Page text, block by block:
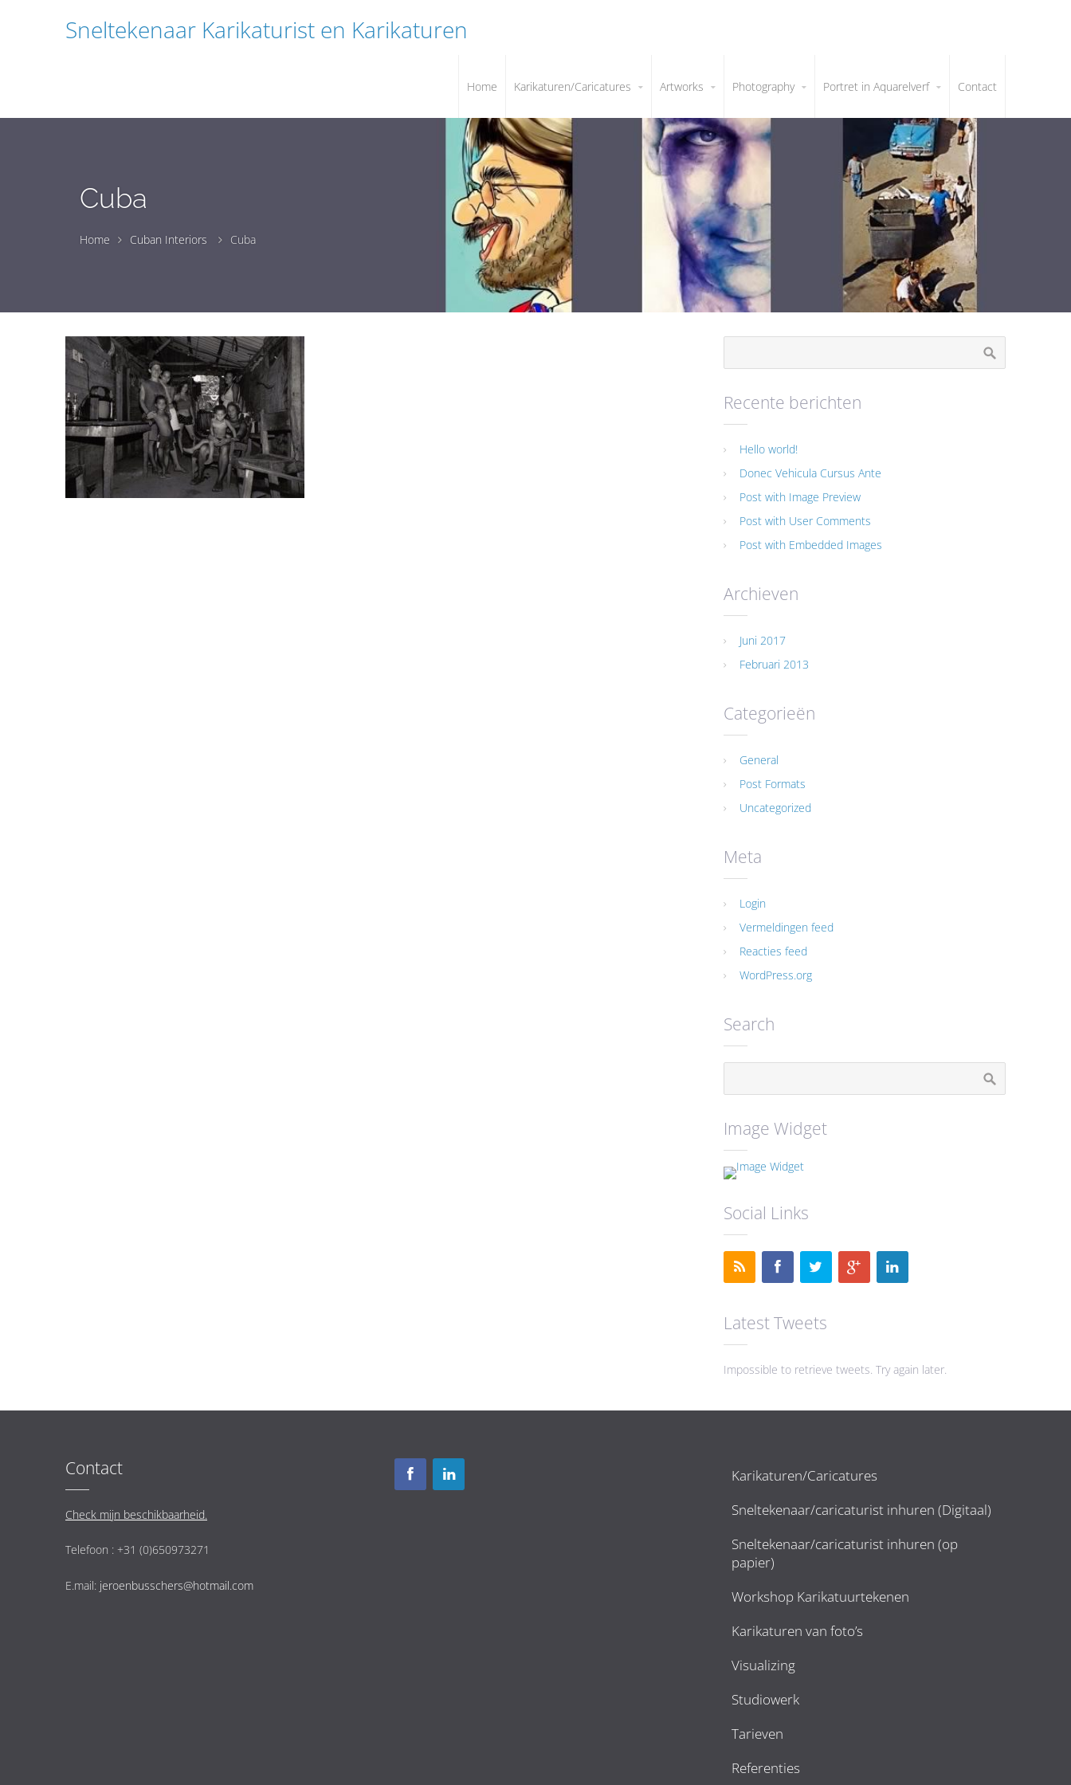
Sneltekenaar Karikaturist en Karikaturen
Home Karikaturen/Caricatures Artworks Photography Portret in Aquarelverf Contact
Cuba
Home Cuban Interiors Cuba
Recente berichten
Hello world!
Donec Vehicula Cursus Ante
Post with Image Preview
Post with User Comments
Post with Embedded Images
Archieven
Juni 2017
Februari 2013
Categorieën
General
Post Formats
Uncategorized
Meta
Login
Vermeldingen feed
Reacties feed
WordPress.org
Search
Image Widget
Social Links
Latest Tweets
Impossible to retrieve tweets. Try again later.
Contact
Check mijn beschikbaarheid.
Telefoon : +31 (0)650973271
E.mail: jeroenbusschers@hotmail.com
Karikaturen/Caricatures
Sneltekenaar/caricaturist inhuren (Digitaal)
Sneltekenaar/caricaturist inhuren (op
papier)
Workshop Karikatuurtekenen
Karikaturen van foto’s
Visualizing
Studiowerk
Tarieven
Referenties